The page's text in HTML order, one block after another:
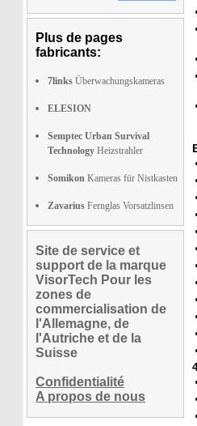
Plus de pages
fabricants:
7links Überwachungskameras
ELESION
Semptec Urban Survival
Technology Heizstrahler
Somikon Kameras für Nistkasten
Zavarius Fernglas Vorsatzlinsen
Site de service et
support de la marque
VisorTech Pour les
zones de
commercialisation de
l'Allemagne, de
l'Autriche et de la
Suisse
Confidentialité
A propos de nous